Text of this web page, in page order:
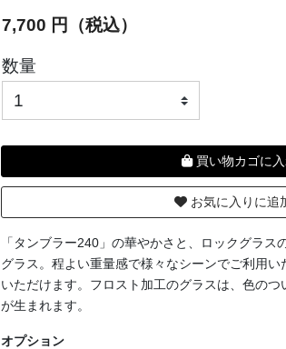
「タンブラー240」の華やかさと、ロックグラ
グラス。程よい重量感で様々なシーンでご利用
いただけます。フロスト加工のグラスは、色の
が生まれます。
オプション
7,700 円（税込）
数量
買い物カゴに
お気に入りに追